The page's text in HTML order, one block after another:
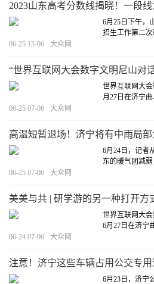
2023山东高考分数线揭晓！一段
6月25日下午，
招生工作第二
殊类型招生控制
06-25 15-06 大众网
“世界互联网大会数字文明尼山对
世界互联网大
月27日在济宁
盛大启幕。[详
06-25 07-06 大众网
高温短暂退场！济宁将有中雨局部
6月24日，记者
东的暖气团减
南和沿海地区
06-25 07-06 大众网
美美与共 | 研学游的另一种打开方
世界互联网大
6月27日在济宁
全面多元展现中
06-24 07-06 大众网
注意！济宁这些车辆占用公交专
6月23日，济宁